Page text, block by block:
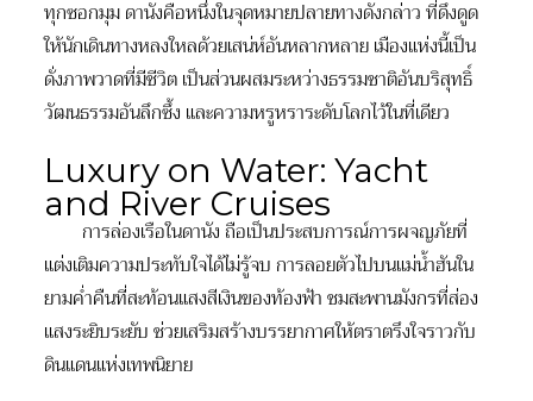
ทุกซอกมุม ดานังคือหนึ่งในจุดหมายปลายทางดังกล่าว ที่ดึงดูด
ให้นักเดินทางหลงใหลด้วยเสน่ห์อันหลากหลาย เมืองแห่งนี้เป็น
ดั่งภาพวาดที่มีชีวิต เป็นส่วนผสมระหว่างธรรมชาติอันบริสุทธิ์
วัฒนธรรมอันลึกซึ้ง และความหรูหราระดับโลกไว้ในที่เดียว
Luxury on Water: Yacht
and River Cruises
การล่องเรือในดานัง ถือเป็นประสบการณ์การผจญภัยที่
แต่งเติมความประทับใจได้ไม่รู้จบ การลอยตัวไปบนแม่น้ำฮันใน
ยามค่ำคืนที่สะท้อนแสงสีเงินของท้องฟ้า ชมสะพานมังกรที่ส่อง
แสงระยิบระยับ ช่วยเสริมสร้างบรรยากาศให้ตราตรึงใจราวกับ
ดินแดนแห่งเทพนิยาย